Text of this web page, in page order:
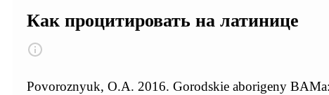
Как процитировать на латинице
Povoroznyuk, O.A. 2016. Gorodskie aborigeny